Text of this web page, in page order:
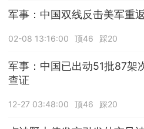
军事：中国双线反击美军重
02-08 13:16:00 顶46 踩20
军事：中国已出动51批87架
查证
12-27 03:48:00 顶46 踩20